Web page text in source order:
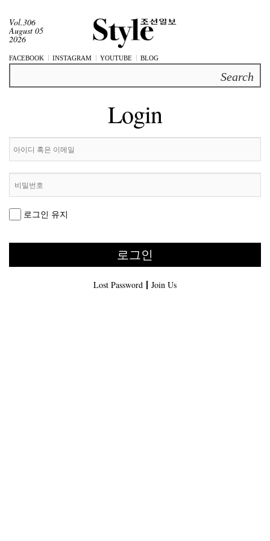
Vol.306
August 05
2026
FACEBOOK INSTAGRAM YOUTUBE BLOG
Login
로그인 유지
Lost Password Join Us